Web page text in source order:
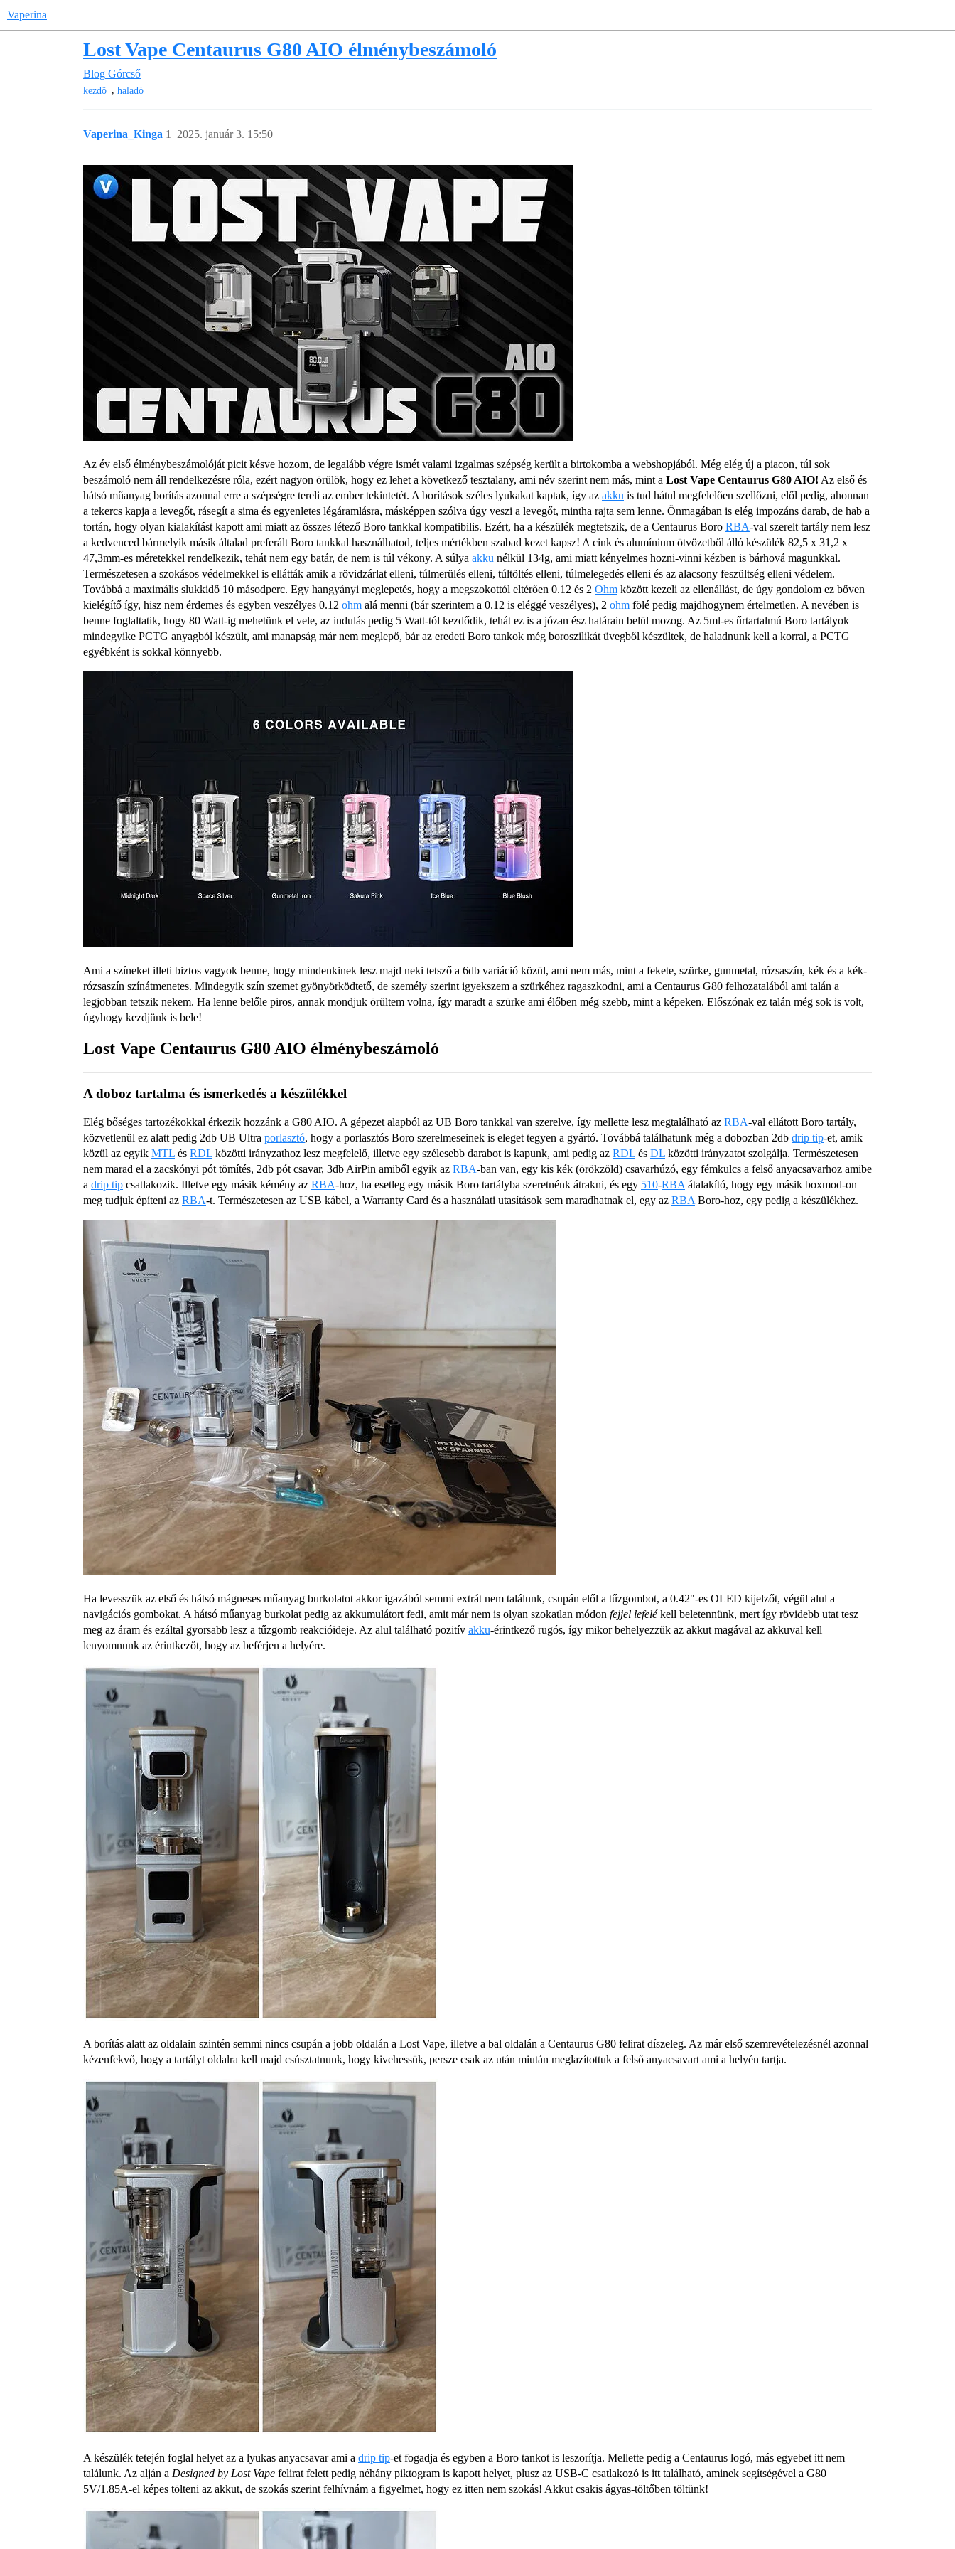
Vaperina
Lost Vape Centaurus G80 AIO élménybeszámoló
Blog Górcső
kezdő , haladó
Vaperina_Kinga 2025. január 3. 15:50
1
Az év első élménybeszámolóját picit késve hozom, de legalább végre ismét valami izgalmas szépség került a birtokomba a webshopjából. Még elég új a piacon, túl sok
beszámoló nem áll rendelkezésre róla, ezért nagyon örülök, hogy ez lehet a következő tesztalany, ami név szerint nem más, mint a Lost Vape Centaurus G80 AIO! Az első és
hátsó műanyag borítás azonnal erre a szépségre tereli az ember tekintetét. A borítások széles lyukakat kaptak, így az akku is tud hátul megfelelően szellőzni, elől pedig, ahonnan
a tekercs kapja a levegőt, rásegít a sima és egyenletes légáramlásra, másképpen szólva úgy veszi a levegőt, mintha rajta sem lenne. Önmagában is elég impozáns darab, de hab a
tortán, hogy olyan kialakítást kapott ami miatt az összes létező Boro tankkal kompatibilis. Ezért, ha a készülék megtetszik, de a Centaurus Boro RBA-val szerelt tartály nem lesz
a kedvenced bármelyik másik általad preferált Boro tankkal használhatod, teljes mértékben szabad kezet kapsz! A cink és alumínium ötvözetből álló készülék 82,5 x 31,2 x
47,3mm-es méretekkel rendelkezik, tehát nem egy batár, de nem is túl vékony. A súlya akku nélkül 134g, ami miatt kényelmes hozni-vinni kézben is bárhová magunkkal.
Természetesen a szokásos védelmekkel is ellátták amik a rövidzárlat elleni, túlmerülés elleni, túltöltés elleni, túlmelegedés elleni és az alacsony feszültség elleni védelem.
Továbbá a maximális slukkidő 10 másodperc. Egy hangyányi meglepetés, hogy a megszokottól eltérően 0.12 és 2 Ohm között kezeli az ellenállást, de úgy gondolom ez bőven
kielégítő így, hisz nem érdemes és egyben veszélyes 0.12 ohm alá menni (bár szerintem a 0.12 is eléggé veszélyes), 2 ohm fölé pedig majdhogynem értelmetlen. A nevében is
benne foglaltatik, hogy 80 Watt-ig mehetünk el vele, az indulás pedig 5 Watt-tól kezdődik, tehát ez is a józan ész határain belül mozog. Az 5ml-es űrtartalmú Boro tartályok
mindegyike PCTG anyagból készült, ami manapság már nem meglepő, bár az eredeti Boro tankok még boroszilikát üvegből készültek, de haladnunk kell a korral, a PCTG
egyébként is sokkal könnyebb.
Ami a színeket illeti biztos vagyok benne, hogy mindenkinek lesz majd neki tetsző a 6db variáció közül, ami nem más, mint a fekete, szürke, gunmetal, rózsaszín, kék és a kék-
rózsaszín színátmenetes. Mindegyik szín szemet gyönyörködtető, de személy szerint igyekszem a szürkéhez ragaszkodni, ami a Centaurus G80 felhozatalából ami talán a
legjobban tetszik nekem. Ha lenne belőle piros, annak mondjuk örültem volna, így maradt a szürke ami élőben még szebb, mint a képeken. Előszónak ez talán még sok is volt,
úgyhogy kezdjünk is bele!
Lost Vape Centaurus G80 AIO élménybeszámoló
A doboz tartalma és ismerkedés a készülékkel
Elég bőséges tartozékokkal érkezik hozzánk a G80 AIO. A gépezet alapból az UB Boro tankkal van szerelve, így mellette lesz megtalálható az RBA-val ellátott Boro tartály,
közvetlenül ez alatt pedig 2db UB Ultra porlasztó, hogy a porlasztós Boro szerelmeseinek is eleget tegyen a gyártó. Továbbá találhatunk még a dobozban 2db drip tip-et, amik
közül az egyik MTL és RDL közötti irányzathoz lesz megfelelő, illetve egy szélesebb darabot is kapunk, ami pedig az RDL és DL közötti irányzatot szolgálja. Természetesen
nem marad el a zacskónyi pót tömítés, 2db pót csavar, 3db AirPin amiből egyik az RBA-ban van, egy kis kék (örökzöld) csavarhúzó, egy fémkulcs a felső anyacsavarhoz amibe
a drip tip csatlakozik. Illetve egy másik kémény az RBA-hoz, ha esetleg egy másik Boro tartályba szeretnénk átrakni, és egy 510-RBA átalakító, hogy egy másik boxmod-on
meg tudjuk építeni az RBA-t. Természetesen az USB kábel, a Warranty Card és a használati utasítások sem maradhatnak el, egy az RBA Boro-hoz, egy pedig a készülékhez.
Ha levesszük az első és hátsó mágneses műanyag burkolatot akkor igazából semmi extrát nem találunk, csupán elől a tűzgombot, a 0.42"-es OLED kijelzőt, végül alul a
navigációs gombokat. A hátsó műanyag burkolat pedig az akkumulátort fedi, amit már nem is olyan szokatlan módon fejjel lefelékell beletennünk, mert így rövidebb utat tesz
meg az áram és ezáltal gyorsabb lesz a tűzgomb reakcióideje. Az alul található pozitív akku-érintkező rugós, így mikor behelyezzük az akkut magával az akkuval kell
lenyomnunk az érintkezőt, hogy az beférjen a helyére.
A borítás alatt az oldalain szintén semmi nincs csupán a jobb oldalán a Lost Vape, illetve a bal oldalán a Centaurus G80 felirat díszeleg. Az már első szemrevételezésnél azonnal
kézenfekvő, hogy a tartályt oldalra kell majd csúsztatnunk, hogy kivehessük, persze csak az után miután meglazítottuk a felső anyacsavart ami a helyén tartja.
A készülék tetején foglal helyet az a lyukas anyacsavar ami a drip tip-et fogadja és egyben a Boro tankot is leszorítja. Mellette pedig a Centaurus logó, más egyebet itt nem
találunk. Az alján a Designed by Lost Vape felirat felett pedig néhány piktogram is kapott helyet, plusz az USB-C csatlakozó is itt található, aminek segítségével a G80
5V/1.85A-el képes tölteni az akkut, de szokás szerint felhívnám a figyelmet, hogy ez itten nem szokás! Akkut csakis ágyas-töltőben töltünk!